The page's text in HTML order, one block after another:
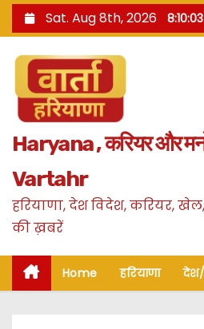
k
n
Sat. Aug 8th, 2026
Haryana , करियर और
Vartahr
हरियाणा, देश विदेश, करियर,
की ख़बरें
Home हरियाणा